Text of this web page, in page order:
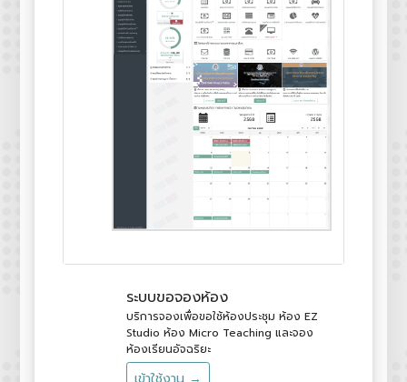
ระบบขอจองห้อง
บริการจองเพื่อขอใช้ห้องประชุม ห้อง EZ
Studio ห้อง Micro Teaching และจอง
ห้องเรียนอัจฉริยะ